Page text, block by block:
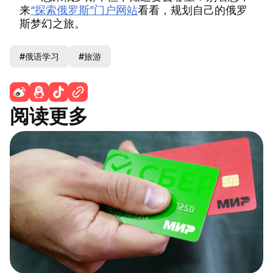
来“探索俄罗斯”门户网站看看，规划自己的俄罗
斯梦幻之旅。
#俄语学习 #旅游
阅读更多